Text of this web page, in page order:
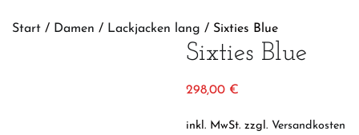
Start / Damen / Lackjacken lang / Sixties Blue
Sixties Blue
298,00 €
inkl. MwSt. zzgl. Versandkosten